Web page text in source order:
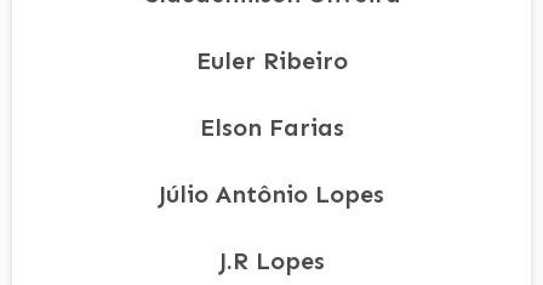
Euler Ribeiro
Elson Farias
Júlio Antônio Lopes
J.R Lopes